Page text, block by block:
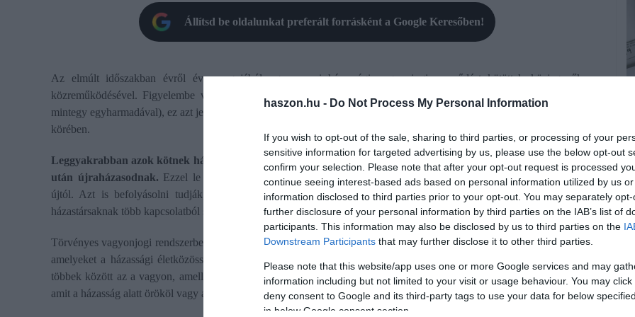
haszon.hu - Do Not Process My Personal Information
If you wish to opt-out of the sale, sharing to third parties, or processing of your
sensitive information for targeted advertising by us, please use the below opt-out
confirm your selection. Please note that after your opt-out request is processed
continue seeing interest-based ads based on personal information utilized by us
information disclosed to third parties prior to your opt-out. You may separately
further disclosure of your personal information by third parties on the IAB’s list of
participants. This information may also be disclosed by us to third parties on the
Downstream Participants that may further disclose it to other third parties.
Please note that this website/app uses one or more Google services and may
information including but not limited to your visit or usage behaviour. You may
deny consent to Google and its third-party tags to use your data for below
in below Google consent section.
Állítsd be oldalunkat preferált forrásként a Google Keresőben!
Az elmúlt időszakban évről évre nagyjából ugyanannyi házassági vagyonjogi szerződést kötöttek közjegyzők
közreműködésével. Figyelembe véve, hogy eközben az esküvők száma folyamatosan csökkent (2021-ről 2024-re
mintegy egyharmadával), ez azt jelzi, hogy arányaiban nő a vagyonjogi tudatosság a házasok vagy házasságot tervezők
körében.
Leggyakrabban azok kötnek házassági vagyonjogi szerződést a közjegyzők tapasztalatai szerint, akik egy válás
után újraházasodnak. Ezzel le tudják választani a korábbi házasságukban keletkezett vagyont és adósságokat az
újtól. Azt is befolyásolni tudják, hogy mi és hogyan kerül a hagyatékukba, ami különösen fontos lehet, ha a
házastársaknak több kapcsolatból született gyermekük.
Törvényes vagyonjogi rendszerben a házastársak közös vagyonába fő szabály szerint azok a vagyontárgyak tartoznak,
amelyeket a házassági életközösség fennállása alatt együtt vagy külön szereznek. Különvagyon marad ugyanakkor
többek között az a vagyon, amellyel valamelyik fél a házassági életközösség kezdetén már rendelkezett, illetve az is,
amit a házasság alatt örököl vagy ajándékba kap.